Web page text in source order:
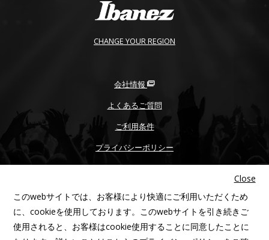
CHANGE YOUR REGION
会社情報
よくあるご質問
ご利用条件
プライバシーポリシー
アクセシビリティ
サイトマップ
Close
このwebサイトでは、お客様により快適にご利用いただくため
に、cookieを使用しております。このwebサイトを引き続きご
使用されると、お客様はcookie使用することに同意したことに